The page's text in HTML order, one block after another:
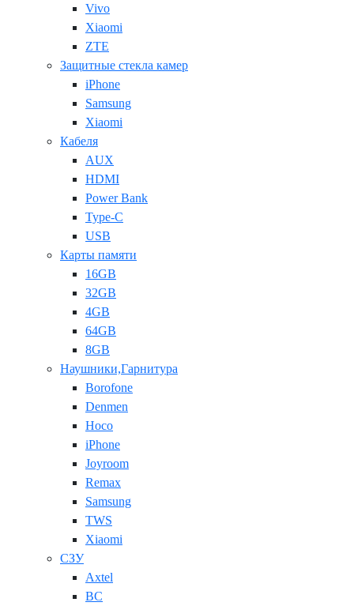
Vivo
Xiaomi
ZTE
Защитные стекла камер
iPhone
Samsung
Xiaomi
Кабеля
AUX
HDMI
Power Bank
Type-C
USB
Карты памяти
16GB
32GB
4GB
64GB
8GB
Наушники,Гарнитура
Borofone
Denmen
Hoco
iPhone
Joyroom
Remax
Samsung
TWS
Xiaomi
СЗУ
Axtel
BC